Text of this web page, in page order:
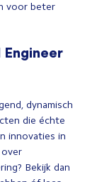
voor beter
dynamisch
die échte
innovaties in
Bekijk dan